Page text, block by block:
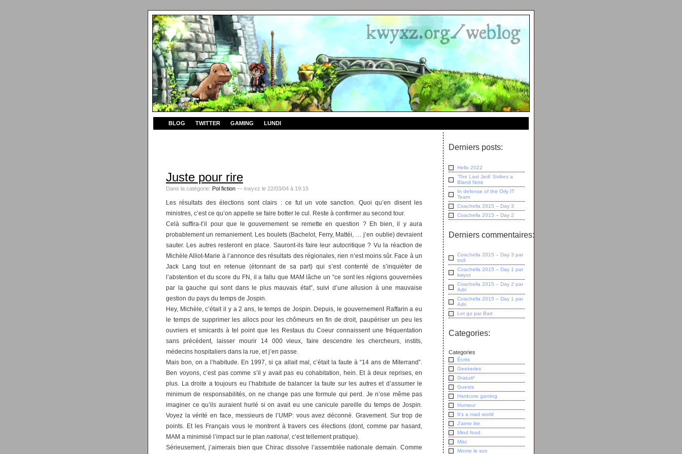
BLOG TWITTER GAMING LUNDI
Juste pour rire
Dans la catégorie: Pol fiction — kwyxz le 22/03/04 à 19:15
Les résultats des élections sont clairs : ce fut un vote sanction. Quoi qu’en disent les
ministres, c’est ce qu’on appelle se faire botter le cul. Reste à confirmer au second tour.
Celà suffira-t’il pour que le gouvernement se remette en question ? Eh bien, il y aura
probablement un remaniement. Les boulets (Bachelot, Ferry, Mattéi, … j’en oublie) devraient
sauter. Les autres resteront en place. Sauront-ils faire leur autocritique ? Vu la réaction de
Michèle Alliot-Marie à l’annonce des résultats des régionales, rien n’est moins sûr. Face à un
Jack Lang tout en retenue (étonnant de sa part) qui s’est contenté de s’inquièter de
l’abstention et du score du FN, il a fallu que MAM lâche un “ce sont les régions gouvernées
par la gauche qui sont dans le plus mauvais état”, suivi d’une allusion à une mauvaise
gestion du pays du temps de Jospin.
Hey, Michèle, c’était il y a 2 ans, le temps de Jospin. Depuis, le gouvernement Raffarin a eu
le temps de supprimer les allocs pour les chômeurs en fin de droit, paupériser un peu les
ouvriers et smicards à tel point que les Restaus du Coeur connaissent une fréquentation
sans précédent, laisser mourir 14 000 vieux, faire descendre les chercheurs, instits,
médecins hospitaliers dans la rue, et j’en passe.
Mais bon, on a l’habitude. En 1997, si ça allait mal, c’était la faute à “14 ans de Miterrand”.
Ben voyons, c’est pas comme s’il y avait pas eu cohabitation, hein. Et à deux reprises, en
plus. La droite a toujours eu l’habitude de balancer la faute sur les autres et d’assumer le
minimum de responsabilités, on ne change pas une formule qui perd. Je n’ose même pas
imaginer ce qu’ils auraient hurlé si on avait eu une canicule pareille du temps de Jospin.
Voyez la vérité en face, messieurs de l’UMP: vous avez déconné. Gravement. Sur trop de
points. Et les Français vous le montrent à travers ces élections (dont, comme par hasard,
MAM a minimisé l’impact sur le plan national, c’est tellement pratique).
Sérieusement, j’aimerais bien que Chirac dissolve l’assemblée nationale demain. Comme
Derniers posts:
Hello 2022
‘The Last Jedi’ Strikes a
Bland Note
In defense of the Orly IT
Team
Coachella 2015 – Day 3
Coachella 2015 – Day 2
Derniers commentaires:
Coachella 2015 – Day 3 par
troll
Coachella 2015 – Day 1 par
kwyxz
Coachella 2015 – Day 2 par
Adri
Coachella 2015 – Day 1 par
Adri
Let go par Bart
Categories:
Categories
Écrits
Geekeries
Gratuit³
Guests
Hardcore gaming
Humeur
It's a mad world
J'aime lire
Mind food
Misc
Monte le son